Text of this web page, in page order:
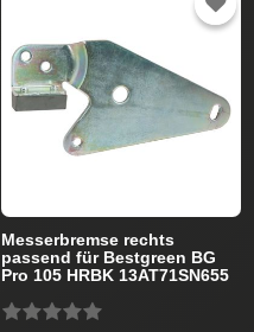
Messerbremse rechts
passend für Bestgreen BG
Pro 105 HRBK 13AT71SN655